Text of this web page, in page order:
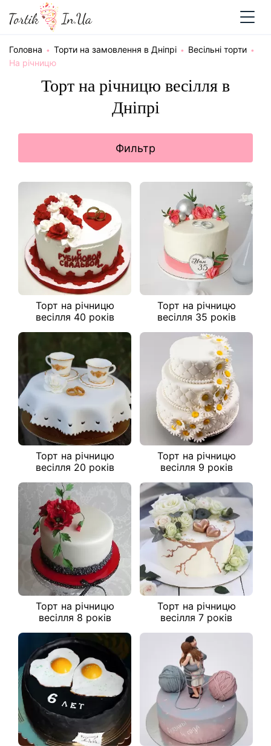
Головна Торти на замовлення в Дніпрі
Весільні торти
На річницю
Торт на річницю весілля в
Дніпрі
Фильтр
Торт на річницю
весілля 40 років
Торт на річницю
весілля 35 років
Торт на річницю
весілля 20 років
Торт на річницю
весілля 9 років
Торт на річницю
весілля 8 років
Торт на річницю
весілля 7 років